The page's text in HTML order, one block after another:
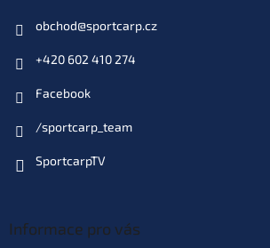
obchod@sportcarp.cz
+420 602 410 274
Facebook
/sportcarp_team
SportcarpTV
Informace pro vás